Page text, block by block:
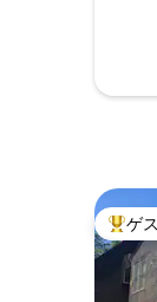
大好
ゲ